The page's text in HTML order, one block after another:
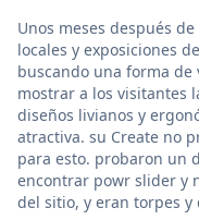
Unos meses después
locales y exposiciones
buscando una forma
mostrar a los visitantes
diseños livianos y
atractiva. su Create no
para esto. probaron un
encontrar powr slider y
del sitio, y eran torpes y